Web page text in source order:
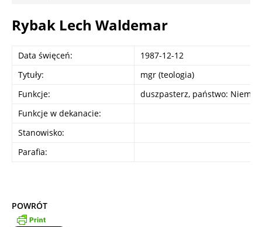
Rybak Lech Waldemar
Data święceń:
1987-12-12
Tytuły:
mgr (teologia)
Funkcje:
duszpasterz, państwo: Niemcy
Funkcje w dekanacie:
Stanowisko:
Parafia:
POWRÓT